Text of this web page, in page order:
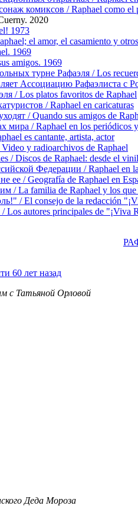
комиксов / Raphael como el
2020
1973
el amor, el casamiento y
1969
amigos. 1969
турне Рафаэля / Los
Ассоциацию Рафаэлиста с
/ Los platos favoritos de Raphael
/ Raphael en caricaturas
/ Quando sus amigos de
мира / Raphael en los periódicos
es cantante, artista, actor
y radioarchivos de Raphael
/ Discos de Raphael: desde el
Федерации / Raphael en
ее / Geografía de Raphael en
/ La familia de Raphael y los que
/ El consejo de la redacción
autores principales de "¡Viva
60 лет назад
с Татьяной Орловой
Деда Мороза